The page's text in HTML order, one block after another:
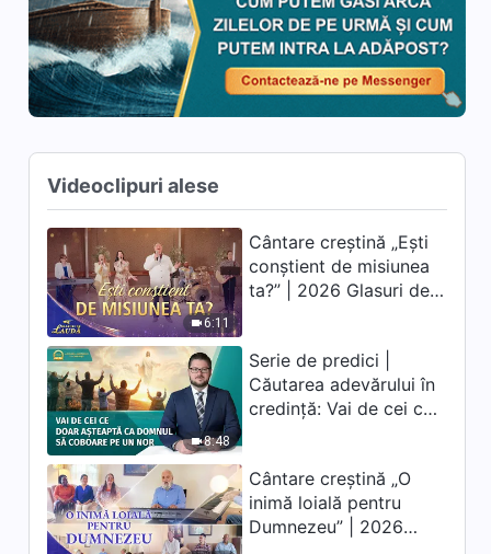
Videoclipuri alese
6:11
Cântare creștină „Ești
conștient de misiunea
ta?” | 2026 Glasuri de
8:48
Serie de predici |
Căutarea adevărului în
credință: Vai de cei ce
un nor
Cântare creștină „O
inimă loială pentru
Dumnezeu” | 2026